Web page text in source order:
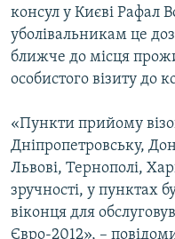
КИТАЙ.ВИКЛИКИ
МУЛЬТИМЕДІА
ФОТО
ПОДКАСТИ
КРИМ РЕАЛІЇ
РУС
консул у Києві Рафал
уболівальникам це
ближче до місця
особистого візиту до
«Пункти прийому
Дніпропетровську,
Львові, Тернополі,
зручності, у пунктах
віконця для
Євро-2012», –